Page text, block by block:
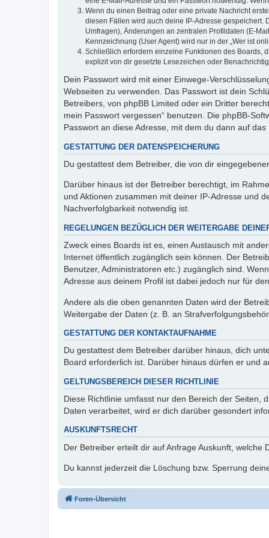
Wenn du einen Beitrag oder eine private Nachricht
diesen Fällen wird auch deine IP-Adresse gespeichert.
Umfragen), Änderungen an zentralen Profildaten (E-
Kennzeichnung (User Agent) wird nur in der „Wer ist
Schließlich erfordern einzelne Funktionen des Boards,
explizit von dir gesetzte Lesezeichen oder
Dein Passwort wird mit einer Einwege-
Webseiten zu verwenden. Das Passwort ist dein
Betreibers, von phpBB Limited oder ein Dritter
mein Passwort vergessen“ benutzen. Die phpBB-
Passwort an diese Adresse, mit dem du dann auf
GESTATTUNG DER DATENSPEICHERUNG
Du gestattest dem Betreiber, die von dir
Darüber hinaus ist der Betreiber berechtigt, im
und Aktionen zusammen mit deiner IP-Adresse und
Nachverfolgbarkeit notwendig ist.
REGELUNGEN BEZÜGLICH DER WEITERGABE
Zweck eines Boards ist es, einen Austausch mit
Internet öffentlich zugänglich sein können. Der
Benutzer, Administratoren etc.) zugänglich sind.
Adresse aus deinem Profil ist dabei jedoch nur für
Andere als die oben genannten Daten wird der
Weitergabe der Daten (z. B. an
GESTATTUNG DER KONTAKTAUFNAHME
Du gestattest dem Betreiber darüber hinaus, dich
Board erforderlich ist. Darüber hinaus dürfen er und
GELTUNGSBEREICH DIESER RICHTLINIE
Diese Richtlinie umfasst nur den Bereich der Seiten,
Daten verarbeitet, wird er dich darüber gesondert
AUSKUNFTSRECHT
Der Betreiber erteilt dir auf Anfrage Auskunft, welche
Du kannst jederzeit die Löschung bzw. Sperrung
Foren-Übersicht